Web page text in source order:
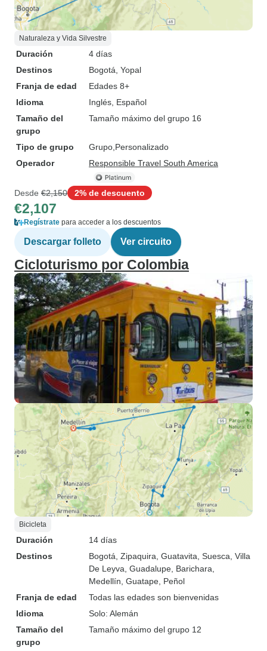
Naturaleza y Vida Silvestre
Duración
4 días
Destinos
Bogotá , Yopal
Franja de edad
Edades 8+
Idioma
Inglés, Español
Tamaño del
grupo
Tamaño máximo del grupo 16
Tipo de grupo Grupo Personalizado
Operador
Responsible Travel South America
Desde €2,150 2% de descuento
€2,107
Regístrate para acceder a los descuentos
Descargar folleto Ver circuito
Cicloturismo por Colombia
Bicicleta
Duración
14 días
Destinos
Bogotá , Zipaquira , Guatavita , Suesca , Villa
De Leyva , Guadalupe , Barichara
Medellín , Guatape , Peñol
Franja de edad
Todas las edades son bienvenidas
Idioma
Solo: Alemán
Tamaño del
grupo
Tamaño máximo del grupo 12